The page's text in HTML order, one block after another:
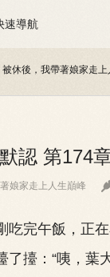
速導航
被休後，我帶著娘家走
認 第174
娘家走上人生巔峰
完午飯，正在
擡：“咦，葉